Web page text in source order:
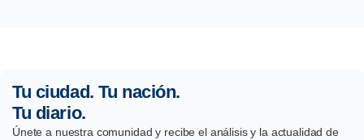
Tu ciudad. Tu nación.
Tu diario.
Únete a nuestra comunidad y recibe el análisis y la actualidad de